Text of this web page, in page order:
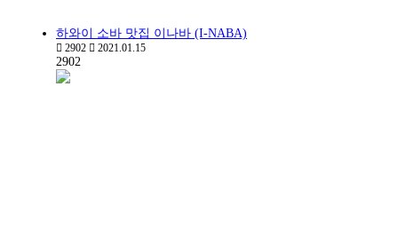
하와이 소바 맛집 이나바 (I-NABA)
2902 2021.01.15
2902